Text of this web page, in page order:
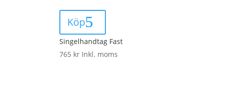
Köp
Singelhandtag Fast
765 kr Inkl. moms